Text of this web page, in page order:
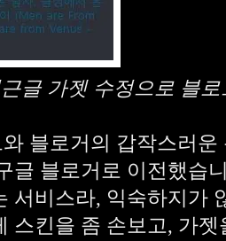
글 가젯 수정으로 블
블로거의 갑작스러운
글 블로거로 이전했습
서비스라, 익숙하지가
스킨을 좀 손보고, 가